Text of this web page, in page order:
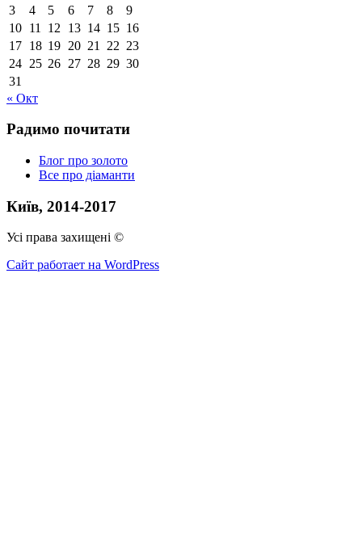
3
4 5 6 7 8
9
10 11 12 13 14 15 16
17 18 19 20 21 22 23
24 25 26 27 28 29 30
31
« Окт
Радимо почитати
Блог про золото
Все про діаманти
Київ, 2014-2017
Усі права захищені ©
Сайт работает на WordPress